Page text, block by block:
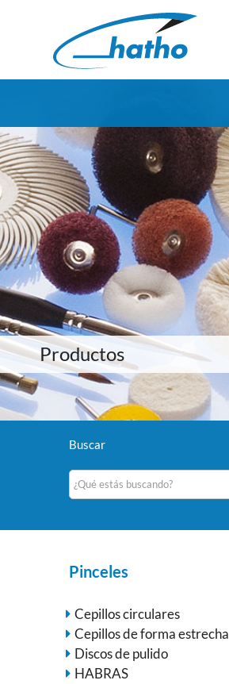
Productos
Buscar
Pinceles
Cepillos circulares
Cepillos de forma estrecha
Discos de pulido
HABRAS